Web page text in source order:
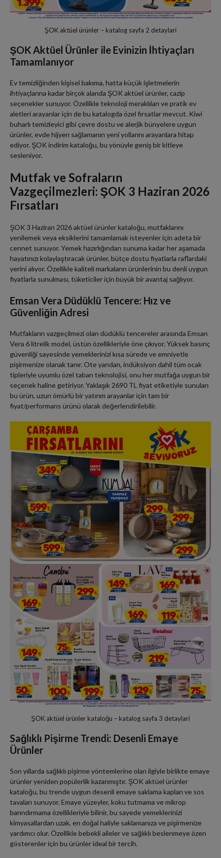
ŞOK aktüel ürünler – katalog sayfa 2 detaylari
ŞOK Aktüel Ürünler ile Evinizin İhtiyaçları
Tamamlanıyor
Ev temizliğinden kişisel bakıma, hatta küçük işletmelerin
ihtiyaçlarına kadar birçok alanda ŞOK aktüel ürünler, cazip
seçenekler sunuyor. Özellikle teknoloji meraklıları ve pratik ev
aletleri arayanlar için de bu katalogda özel fırsatlar mevcut. Kiwi
buharlı temizleyici gibi çevre dostu ve alerjik bünyelere uygun
ürünler, evde hijyen sağlamanın yeni yollarını arayanlara hitap
ediyor. ŞOK indirim kataloğu, bu yönüyle geniş bir kitleye
sesleniyor.
Mutfak ve Sofraların
Vazgeçilmezleri: ŞOK 3 Haziran 2026
Fırsatları
ŞOK 3 Haziran 2026 aktüel ürünler kataloğu, mutfaklarını
yenilemek veya eksiklerini tamamlamak isteyenler için adeta bir
cennet sunuyor. Yemek hazırlığından sunuma kadar her aşamada
hayatınızı kolaylaştıracak ürünler, bütçe dostu fiyatlarla raflardaki
yerini alıyor. Özellikle kaliteli markaların ürünlerinin bu denli uygun
fiyatlarla sunulması, tüketiciler için büyük bir avantaj sağlıyor.
Emsan Vera Düdüklü Tencere: Hız ve
Güvenliğin Adresi
Mutfakların vazgeçilmezi olan düdüklü tencereler arasında Emsan
Vera 6 litrelik model, üstün özellikleriyle öne çıkıyor. Yüksek basınç
güvenliği sayesinde yemeklerinizi kısa sürede ve emniyetle
pişirmenize olanak tanır. Ote yandan, indüksiyon dahil tüm ocak
tipleriyle uyumlu özel taban teknolojisi, onu her mutfağa uygun bir
seçenek haline getiriyor. Yaklaşık 2690 TL fiyat etiketiyle sunulan
bu ürün, uzun ömürlü bir yatırım arayanlar için tam bir
fiyat/performans ürünü olarak değerlendirilebilir.
ŞOK aktüel ürünler kataloğu – katalog sayfa 3 detaylari
Sağlıklı Pişirme Trendi: Desenli Emaye
Ürünler
Son yıllarda sağlıklı pişirme yöntemlerine olan ilgiyle birlikte emaye
ürünler yeniden popülerlik kazanmıştır. ŞOK aktüel ürünler
kataloğu, bu trende uygun desenli emaye saklama kapları ve sos
tavaları sunuyor. Emaye yüzeyler, koku tutmama ve mikrop
barındırmama özellikleriyle bilinir, bu sayede yemeklerinizi
kimyasallardan uzak, en doğal haliyle saklamanıza ve pişirmenize
yardımcı olur. Özellikle bebekli aileler ve sağlıklı beslenmeye özen
gösterenler için bu ürünler ideal bir tercih.